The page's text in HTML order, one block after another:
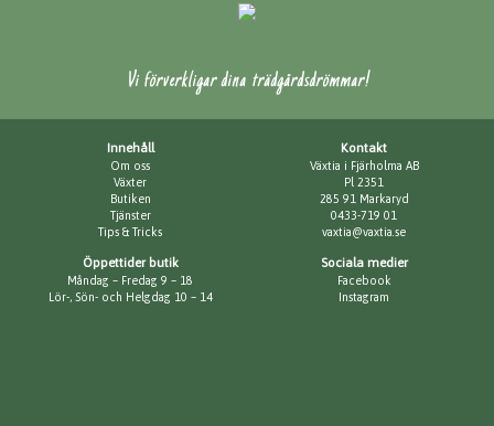
Vi förverkligar dina trädgårdsdrömmar!
Innehåll
Om oss
Växter
Butiken
Tjänster
Tips & Tricks
Kontakt
Växtia i Fjärholma AB
Pl 2351
285 91 Markaryd
0433-719 01
vaxtia@vaxtia.se
Öppettider butik
Måndag – Fredag 9 – 18
Lör-, Sön- och Helgdag 10 – 14
Sociala medier
Facebook
Instagram